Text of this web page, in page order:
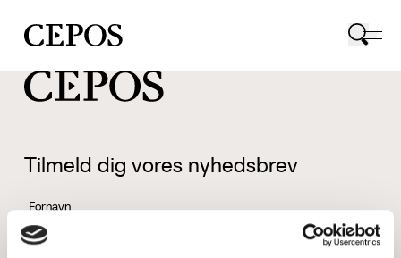
CEPOS logo
Tilmeld dig vores nyhedsbrev
Fornavn